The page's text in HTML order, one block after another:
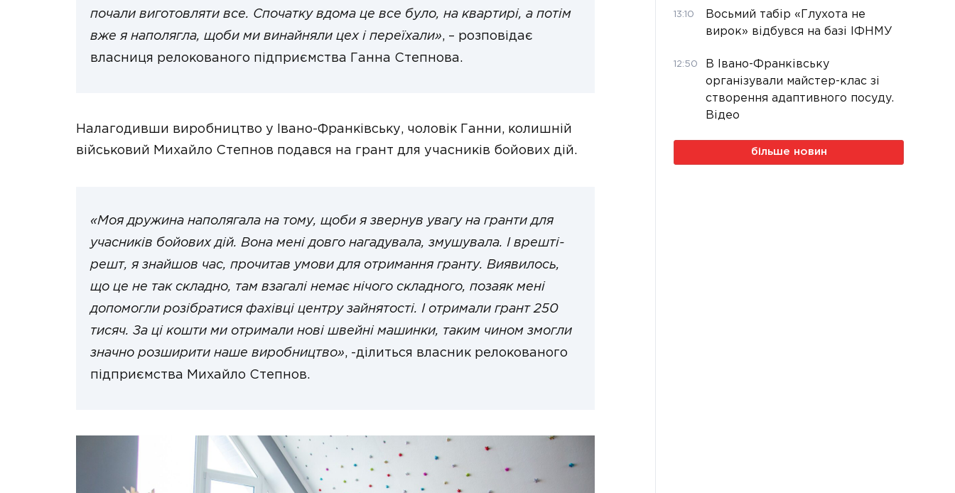
почали виготовляти все. Спочатку вдома це все було, на квартирі, а потім
вже я наполягла, щоби ми винайняли цех і переїхали», – розповідає
власниця релокованого підприємства Ганна Степнова.
Налагодивши виробництво у Івано-Франківську, чоловік Ганни, колишній
військовий Михайло Степнов подався на грант для учасників бойових дій.
«Моя дружина наполягала на тому, щоби я звернув увагу на гранти для
учасників бойових дій. Вона мені довго нагадувала, змушувала. І врешті-
решт, я знайшов час, прочитав умови для отримання гранту. Виявилось,
що це не так складно, там взагалі немає нічого складного, позаяк мені
допомогли розібратися фахівці центру зайнятості. І отримали грант 250
тисяч. За ці кошти ми отримали нові швейні машинки, таким чином змогли
значно розширити наше виробництво», -ділиться власник релокованого
підприємства Михайло Степнов.
13:10
Восьмий табір «Глухота не
вирок» відбувся на базі ІФНМУ
12:50
В Івано-Франківську
організували майстер-клас зі
створення адаптивного посуду.
Відео
більше новин